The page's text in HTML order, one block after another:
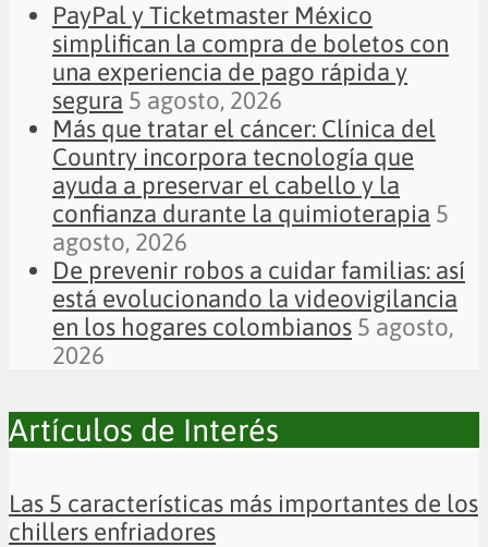
PayPal y Ticketmaster México
simplifican la compra de boletos con
una experiencia de pago rápida y
segura 5 agosto, 2026
Más que tratar el cáncer: Clínica del
Country incorpora tecnología que
ayuda a preservar el cabello y la
confianza durante la quimioterapia 5
agosto, 2026
De prevenir robos a cuidar familias: así
está evolucionando la videovigilancia
en los hogares colombianos 5 agosto,
2026
Artículos de Interés
Las 5 características más importantes de los
chillers enfriadores